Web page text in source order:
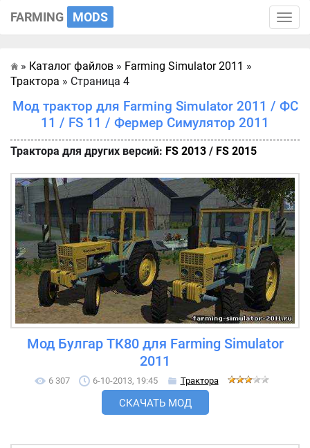
Toggle
FARMING MODS
Главная
» Каталог файлов » Farming Simulator 2011 »
Трактора » Страница 4
Мод трактор для Farming Simulator 2011 / ФС
11 / FS 11 / Фермер Симулятор 2011
Трактора для других версий: FS 2013 / FS 2015
Мод Булгар ТК80 для Farming Simulator
2011
6 307 6-10-2013, 19:45 Трактора
СКАЧАТЬ МОД